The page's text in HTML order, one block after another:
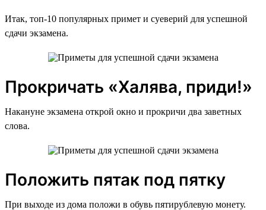
Итак, топ-10 популярных примет и суеверий для успешной
сдачи экзамена.
Прокричать «Халява, приди!»
Накануне экзамена открой окно и прокричи два заветных
слова.
Положить пятак под пятку
При выходе из дома положи в обувь пятирублевую монету.